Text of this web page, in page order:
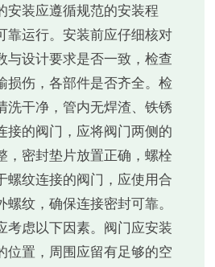
安装应遵循规范的安装程
靠运行。安装前应仔细核对
与设计要求是否一致，检查
损伤，各部件是否齐全。检
洗干净，管内无焊渣、铁锈
接的阀门，应将阀门两侧的
，密封垫片放置正确，螺栓
螺纹连接的阀门，应使用合
纹，确保连接密封可靠。
考虑以下因素。阀门应安装
位置，周围应留有足够的空